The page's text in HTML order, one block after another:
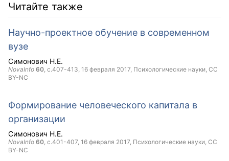
Читайте также
Научно-проектное обучение в современном
вузе
Симонович Н.Е.
NovaInfo 60, с.407-413, 16 февраля 2017, Психологические науки, CC
BY-NC
Формирование человеческого капитала в
организации
Симонович Н.Е.
NovaInfo 60, с.401-407, 16 февраля 2017, Психологические науки, CC
BY-NC